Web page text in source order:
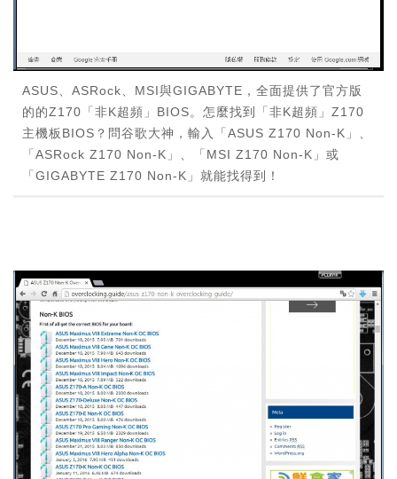
ASUS、ASRock、MSI與GIGABYTE，全面提供了官方版
的的Z170「非K超頻」BIOS。怎麼找到「非K超頻」Z170
主機板BIOS？問谷歌大神，輸入「ASUS Z170 Non-K」、
「ASRock Z170 Non-K」、「MSI Z170 Non-K」或
「GIGABYTE Z170 Non-K」就能找得到！